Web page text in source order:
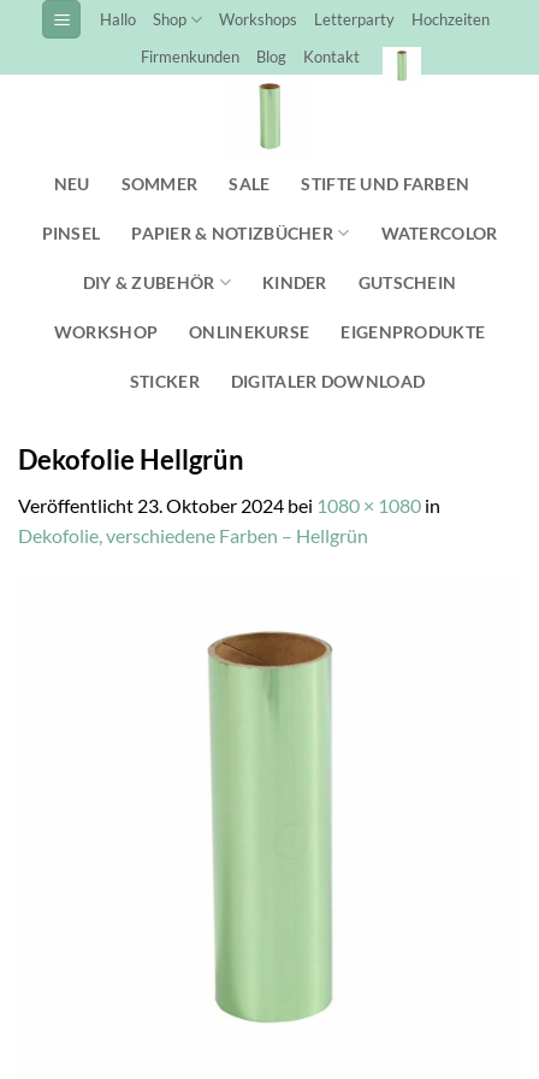
Inhalt
springen
Hallo Shop Workshops Letterparty
Hochzeiten
Firmenkunden
Blog Kontakt
NEU SOMMER SALE STIFTE UND FARBEN
PINSEL PAPIER & NOTIZBÜCHER WATERCOLOR
DIY & ZUBEHÖR KINDER GUTSCHEIN
WORKSHOP ONLINEKURSE EIGENPRODUKTE
STICKER DIGITALER DOWNLOAD
Dekofolie Hellgrün
Veröffentlicht 23. Oktober 2024 bei 1080 × 1080 in
Dekofolie, verschiedene Farben – Hellgrün